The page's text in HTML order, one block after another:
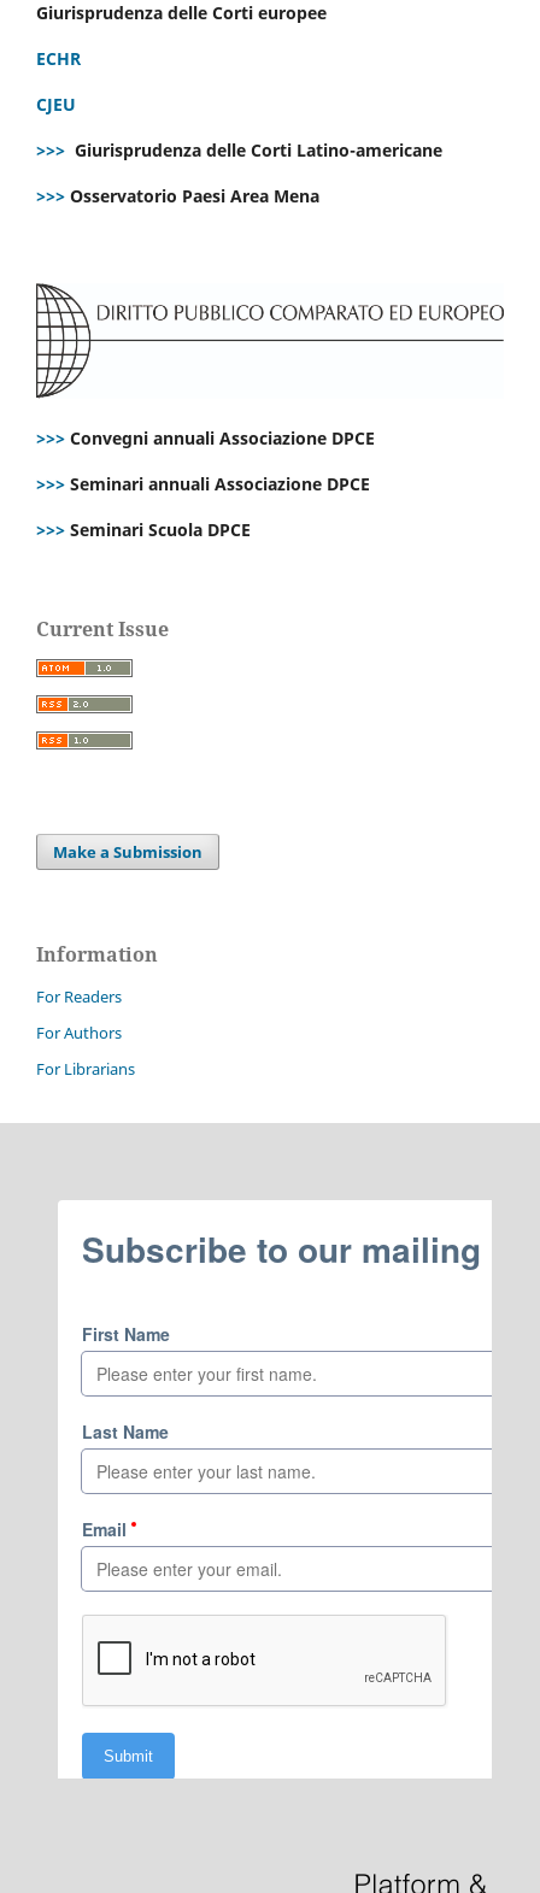
Giurisprudenza delle Corti europee
ECHR
CJEU
>>> Giurisprudenza delle Corti Latino-americane
>>> Osservatorio Paesi Area Mena
>>> Convegni annuali Associazione DPCE
>>> Seminari annuali Associazione DPCE
>>> Seminari Scuola DPCE
Current Issue
Make a Submission
Information
For Readers
For Authors
For Librarians